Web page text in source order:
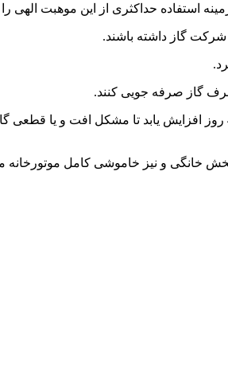
استفاده حداکثری از این موهبت الهی را
شرکت گاز داشته باشند.
گاز صرفه جویی کنند.
وی با اشاره به محدودیت ظرفیت سوخت دوم صنایع و نیروگاه ها در استان گفت: امیدواریم با برنامه ریزی مناسب ظرفیت این مخازن تا
خانگی و نیز خاموشی کامل